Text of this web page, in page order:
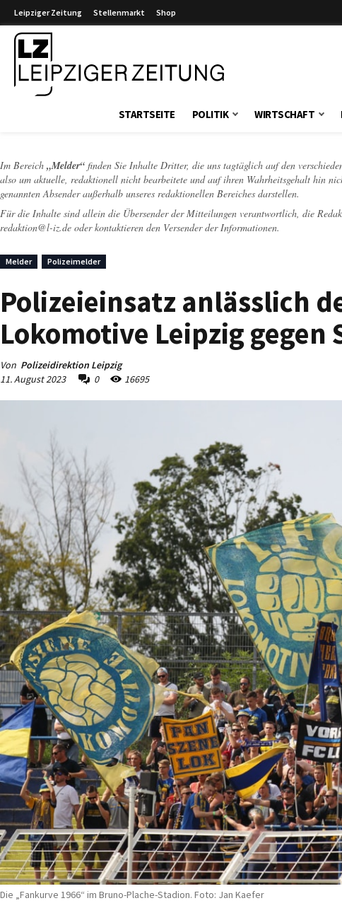
Leipziger Zeitung Stellenmarkt Shop
STARTSEITE POLITIK WIRTSCHAFT
Im Bereich „Melder“ finden Sie Inhalte Dritter, die uns tagtäglich auf den
also um aktuelle, redaktionell nicht bearbeitete und auf ihren Wahrheitsgehalt hin
genannten Absender außerhalb unseres redaktionellen Bereiches darstellen.
Für die Inhalte sind allein die Übersender der Mitteilungen verantwortlich, die
redaktion@l-iz.de oder kontaktieren den Versender der Informationen.
Melder Polizeimelder
Polizeieinsatz anlässlich
Lokomotive Leipzig
Von Polizeidirektion Leipzig
11. August 2023
0 16695
Die „Fankurve 1966“ im Bruno-Plache-Stadion. Foto: Jan Kaefer